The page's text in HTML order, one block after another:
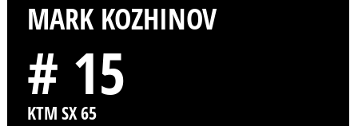
MARK KOZHINOV
# 15
KTM SX 65